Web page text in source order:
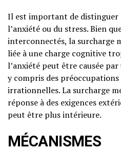
Il est important de distinguer
l’anxiété ou du stress. Bien
interconnectés, la surcharge
liée à une charge cognitive
l’anxiété peut être causée
y compris des
irrationnelles. La surcharge
réponse à des exigences
peut être plus intérieure.
MÉCANISMES